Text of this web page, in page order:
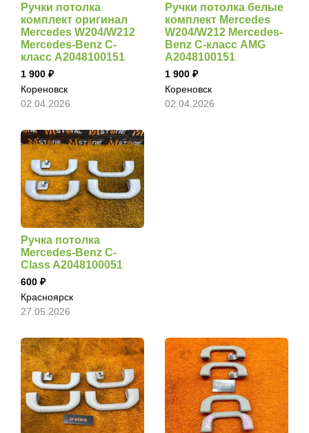
Ручки потолка
комплект оригинал
Mercedes W204/W212
Mercedes-Benz C-
класс A2048100151
1 900
Кореновск
02.04.2026
Ручки потолка белые
комплект Mercedes
W204/W212 Mercedes-
Benz C-класс AMG
A2048100151
1 900
Кореновск
02.04.2026
Ручка потолка
Mercedes-Benz C-
Class A2048100051
600
Красноярск
27.05.2026